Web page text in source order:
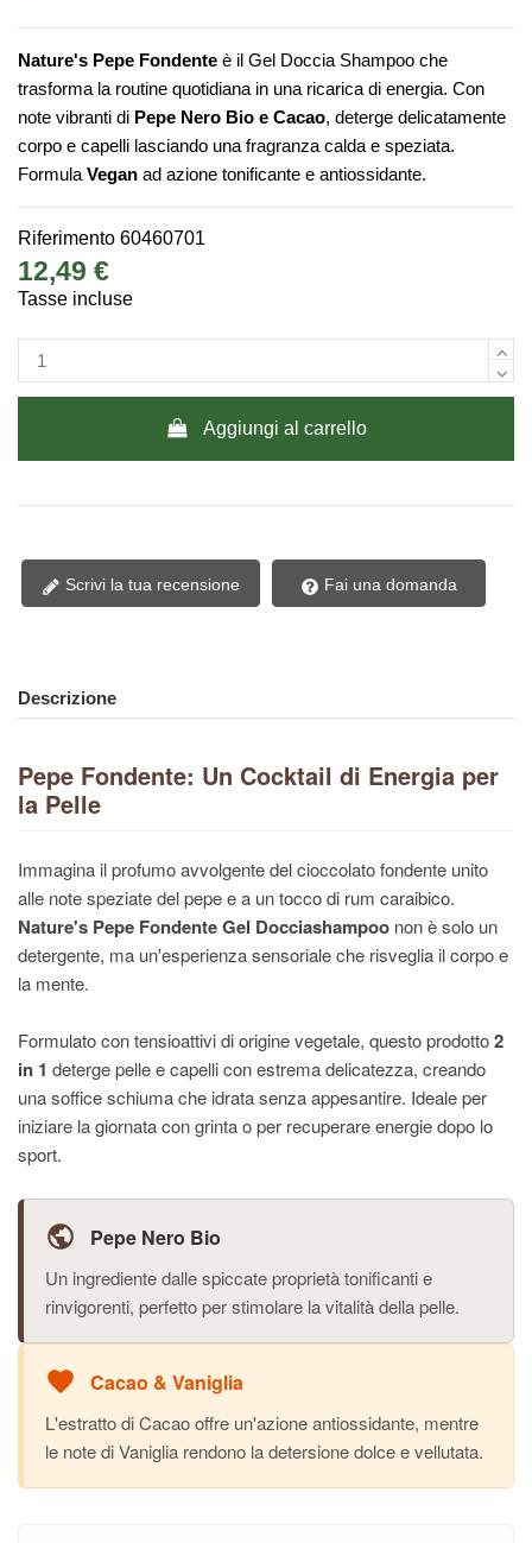
Nature's Pepe Fondente è il Gel Doccia Shampoo che
trasforma la routine quotidiana in una ricarica di energia. Con
note vibranti di Pepe Nero Bio e Cacao, deterge delicatamente
corpo e capelli lasciando una fragranza calda e speziata.
Formula Vegan ad azione tonificante e antiossidante.
Riferimento 60460701
12,49 €
Tasse incluse
Aggiungi al carrello
Scrivi la tua recensione Fai una domanda
Descrizione
Pepe Fondente: Un Cocktail di Energia per
la Pelle
Immagina il profumo avvolgente del cioccolato fondente unito
alle note speziate del pepe e a un tocco di rum caraibico.
Nature's Pepe Fondente Gel Docciashampoo non è solo un
detergente, ma un'esperienza sensoriale che risveglia il corpo e
la mente.
Formulato con tensioattivi di origine vegetale, questo prodotto2
in 1 deterge pelle e capelli con estrema delicatezza, creando
una soffice schiuma che idrata senza appesantire. Ideale per
iniziare la giornata con grinta o per recuperare energie dopo lo
sport.
Pepe Nero Bio
Un ingrediente dalle spiccate proprietà tonificanti e
rinvigorenti, perfetto per stimolare la vitalità della pelle.
Cacao & Vaniglia
L'estratto di Cacao offre un'azione antiossidante, mentre
le note di Vaniglia rendono la detersione dolce e vellutata.